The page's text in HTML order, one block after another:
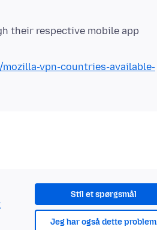
their respective mobile app
vpn-countries-available-
Stil et spørgsmål
Jeg har også dette problem